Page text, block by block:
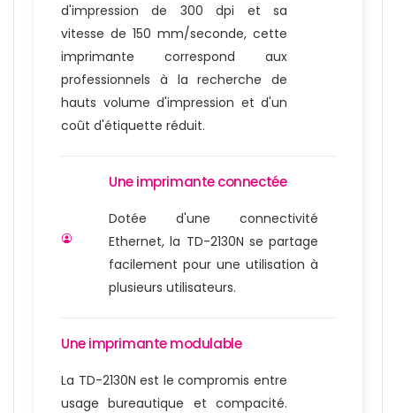
d'impression de 300 dpi et sa
vitesse de 150 mm/seconde, cette
imprimante correspond aux
professionnels à la recherche de
hauts volume d'impression et d'un
coût d'étiquette réduit.
Une imprimante connectée
Dotée d'une connectivité
Ethernet, la TD-2130N se partage
facilement pour une utilisation à
plusieurs utilisateurs.
Une imprimante modulable
La TD-2130N est le compromis entre
usage bureautique et compacité.